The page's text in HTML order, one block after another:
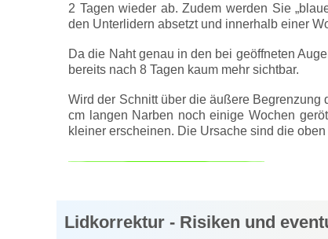
2 Tagen wieder ab. Zudem werden Sie
den Unterlidern absetzt und innerhalb einer
Da die Naht genau in den bei geöffneten
bereits nach 8 Tagen kaum mehr sichtbar.
Wird der Schnitt über die äußere
cm langen Narben noch einige Wochen
kleiner erscheinen. Die Ursache sind die
Lidkorrektur - Risiken und